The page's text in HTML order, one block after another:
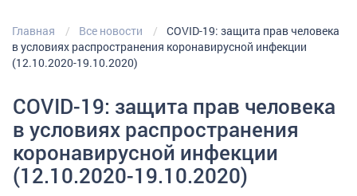
Главная Все новости
COVID-19: защита прав человека
в условиях распространения коронавирусной инфекции
(12.10.2020-19.10.2020)
COVID-19: защита прав человека
в условиях распространения
коронавирусной инфекции
(12.10.2020-19.10.2020)